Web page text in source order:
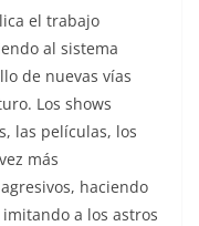
el trabajo
al sistema
de nuevas vías
Los shows
las películas, los
más
haciendo
a los astros